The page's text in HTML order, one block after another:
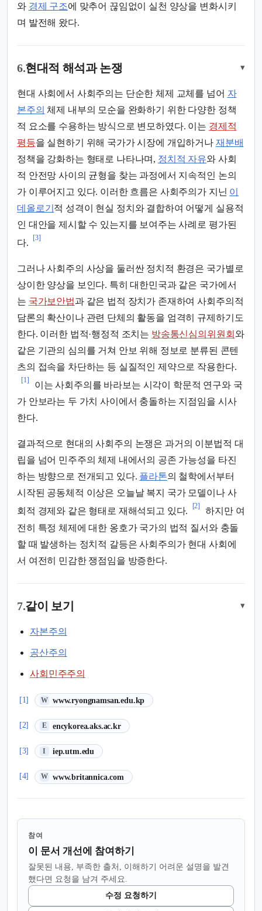
와 경제 구조에 맞추어 끊임없이 실천 양상을 변화시키
며 발전해 왔다.
6.현대적 해석과 논쟁 ▾
현대 사회에서 사회주의는 단순한 체제 교체를 넘어 자
본주의 체제 내부의 모순을 완화하기 위한 다양한 정책
적 요소를 수용하는 방식으로 변모하였다. 이는 경제적
평등을 실현하기 위해 국가가 시장에 개입하거나 재분배
정책을 강화하는 형태로 나타나며, 정치적 자유와 사회
적 안전망 사이의 균형을 찾는 과정에서 지속적인 논의
가 이루어지고 있다. 이러한 흐름은 사회주의가 지닌 이
데올로기 적 성격이 현실 정치와 결합하여 어떻게 실용적
인 대안을 제시할 수 있는지를 보여주는 사례로 평가된
다.
[3]
그러나 사회주의 사상을 둘러싼 정치적 환경은 국가별로
상이한 양상을 보인다. 특히 대한민국과 같은 국가에서
는 국가보안법과 같은 법적 장치가 존재하여 사회주의적
담론의 확산이나 관련 단체의 활동을 엄격히 규제하기도
한다. 이러한 법적·행정적 조치는 방송통신심의위원회 와
같은 기관의 심의를 거쳐 안보 위해 정보로 분류된 콘텐
츠의 접속을 차단하는 등 실질적인 제약으로 작용한다.
[1]
이는 사회주의를 바라보는 시각이 학문적 연구와 국
가 안보라는 두 가치 사이에서 충돌하는 지점임을 시사
한다.
결과적으로 현대의 사회주의 논쟁은 과거의 이분법적 대
립을 넘어 민주주의 체제 내에서의 공존 가능성을 타진
하는 방향으로 전개되고 있다. 플라톤의 철학에서부터
시작된 공동체적 이상은 오늘날 복지 국가 모델이나 사
회적 경제와 같은 형태로 재해석되고 있다.
[2]
하지만 여
전히 특정 체제에 대한 옹호가 국가의 법적 질서와 충돌
할 때 발생하는 정치적 갈등은 사회주의가 현대 사회에
서 여전히 민감한 쟁점임을 방증한다.
7.같이 보기 ▾
자본주의
공산주의
사회민주주의
[1] W www.ryongnamsan.edu.kp
(새 탭에서 열림)
[2] E encykorea.aks.ac.kr
(새 탭에서 열림)
[3] I iep.utm.edu
(새 탭에서 열림)
[4] W www.britannica.com
(새 탭에서 열림)
참여
이 문서 개선에 참여하기
잘못된 내용, 부족한 출처, 이해하기 어려운 설명을 발견
했다면 요청을 남겨 주세요.
수정 요청하기